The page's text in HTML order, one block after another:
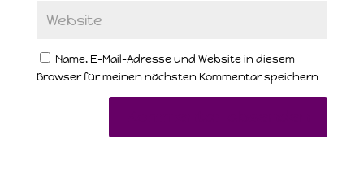
Name, E-Mail-Adresse und Website in diesem
Browser für meinen nächsten Kommentar speichern.